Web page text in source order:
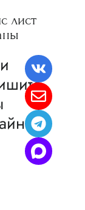
лист